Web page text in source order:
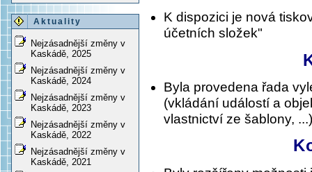
Aktuality
Nejzásadnější změny v
Kaskádě, 2025
Nejzásadnější změny v
Kaskádě, 2024
Nejzásadnější změny v
Kaskádě, 2023
Nejzásadnější změny v
Kaskádě, 2022
Nejzásadnější změny v
Kaskádě, 2021
K dispozici je nová
účetních složek"
Byla provedena řada
(vkládání událostí a
vlastnictví ze šablony, ...)